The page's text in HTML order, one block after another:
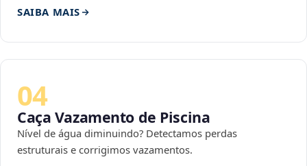
SAIBA MAIS
04
Caça Vazamento de Piscina
Nível de água diminuindo? Detectamos perdas
estruturais e corrigimos vazamentos.